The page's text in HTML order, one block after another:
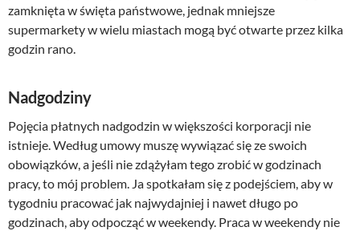
zamknięta w święta państwowe, jednak mniejsze
supermarkety w wielu miastach mogą być otwarte przez kilka
godzin rano.
Nadgodziny
Pojęcia płatnych nadgodzin w większości korporacji nie
istnieje. Według umowy muszę wywiązać się ze swoich
obowiązków, a jeśli nie zdążyłam tego zrobić w godzinach
pracy, to mój problem. Ja spotkałam się z podejściem, aby w
tygodniu pracować jak najwydajniej i nawet długo po
godzinach, aby odpocząć w weekendy. Praca w weekendy nie